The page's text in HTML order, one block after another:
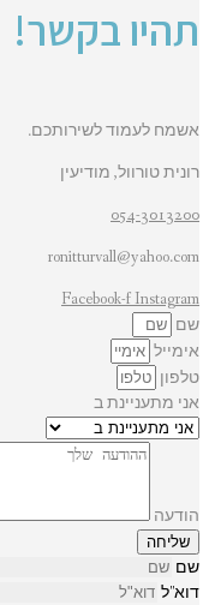
תהיו בקשר!
אשמח לעמוד לשירותכם.
רונית טורוול, מודיעין
054-3013200
ronitturvall@yahoo.com
Facebook-f Instagram
שם
אימייל
טלפון
אני מתעניינת ב
הודעה
שליחה
שם
דוא"ל